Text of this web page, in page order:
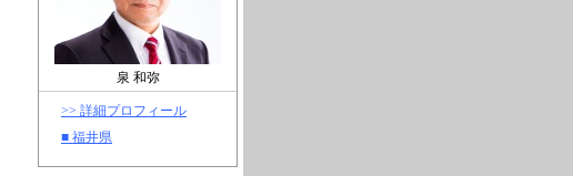
泉 和弥
>> 詳細プロフィール
■ 福井県